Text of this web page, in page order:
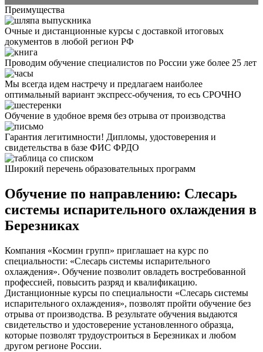
Преимущества
Очные и дистанционные курсы с доставкой итоговых
документов в любой регион РФ
Проводим обучение специалистов по России уже более 25 лет
Мы всегда идем настречу и предлагаем наиболее
оптимальный вариант экспресс-обучения, то есь СРОЧНО
Обучение в удобное время без отрыва от производства
Гарантия легитимности! Дипломы, удостоверения и
свидетельства в базе ФИС ФРДО
Широкий перечень образовательных программ
Обучение по направлению: Слесарь
системы испарительного охлаждения в
Березниках
Компания «Космин групп» приглашает на курс по
специальности: «Слесарь системы испарительного
охлаждения». Обучение позволит овладеть востребованной
профессией, повысить разряд и квалификацию.
Дистанционные курсы по специальности «Слесарь системы
испарительного охлаждения», позволят пройти обучение без
отрыва от производства. В результате обучения выдаются
свидетельство и удостоверение установленного образца,
которые позволят трудоустроиться в Березниках и любом
другом регионе России.